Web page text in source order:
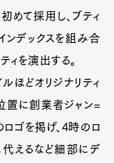
めて採用し、ブティ
ンデックスを組み合
ィを演出する。
ほどオリジナリティ
置に創業者ジャン=
ロゴを掲げ、4時のロ
えるなど細部にデ